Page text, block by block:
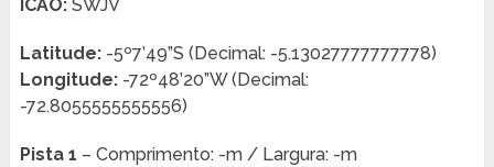
ICAO:SWJV
Latitude:-5º7’49”S (Decimal: -5.13027777777778)
Longitude:-72º48’20”W (Decimal:
-72.8055555555556)
Pista 1 – Comprimento: -m / Largura: -m